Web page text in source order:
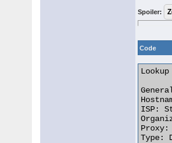
Spoiler:
Code
ISP:
Proxy:
Type: